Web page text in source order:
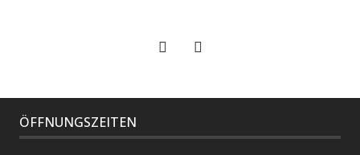
ÖFFNUNGSZEITEN